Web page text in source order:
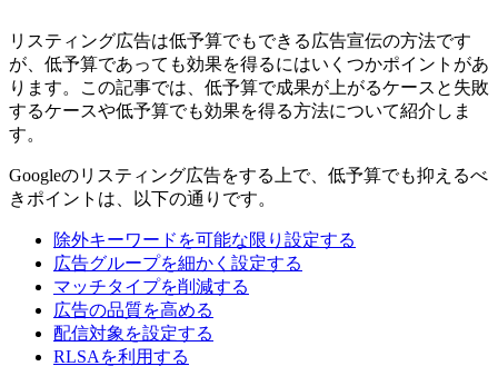
リスティング広告は低予算でもできる広告宣伝の方法です
が、低予算であっても効果を得るにはいくつかポイントがあ
ります。この記事では、低予算で成果が上がるケースと失敗
するケースや低予算でも効果を得る方法について紹介しま
す。
Googleのリスティング広告をする上で、低予算でも抑えるべ
きポイントは、以下の通りです。
除外キーワードを可能な限り設定する
広告グループを細かく設定する
マッチタイプを削減する
広告の品質を高める
配信対象を設定する
RLSAを利用する